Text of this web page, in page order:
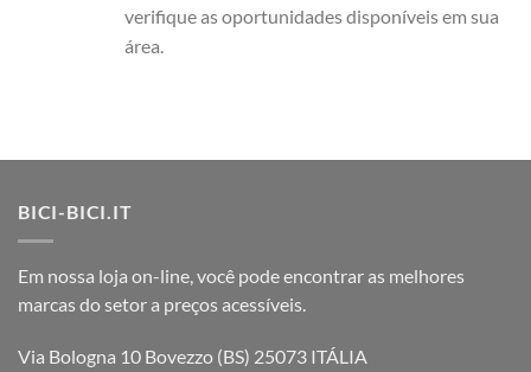
verifique as oportunidades disponíveis em sua
área.
BICI-BICI.IT
Em nossa loja on-line, você pode encontrar as melhores
marcas do setor a preços acessíveis.
Via Bologna 10 Bovezzo (BS) 25073 ITÁLIA